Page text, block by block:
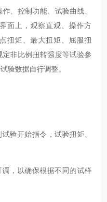
、控制功能、试验曲线、
面上，观察直观、操作方
扭矩、最大扭矩、屈服扭
非比例扭转强度等试验参
验数据自行调整。
验开始指令，试验扭矩、
，以确保根据不同的试样